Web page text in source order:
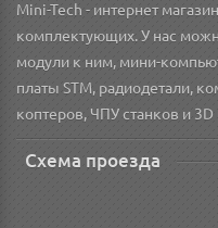
Mini-Tech - интернет
комплектующих. У нас
модули к ним, мини-
платы STM, радиодетали,
коптеров, ЧПУ станков и
Схема проезда